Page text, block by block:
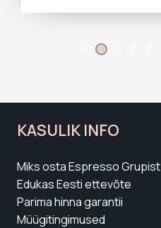
KASULIK INFO
Miks osta Espresso Grupist
Edukas Eesti ettevõte
Parima hinna garantii
Müügitingimused